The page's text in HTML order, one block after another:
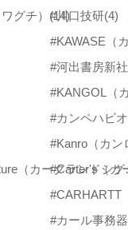
グチ） (14)
#川口技研(4)
#KAWASE（
#河出書房新社
#KANGOL（
#カンペハピオ
#Kanro（カン
#Carter's（カ
#CARHARTT
#カール事務器